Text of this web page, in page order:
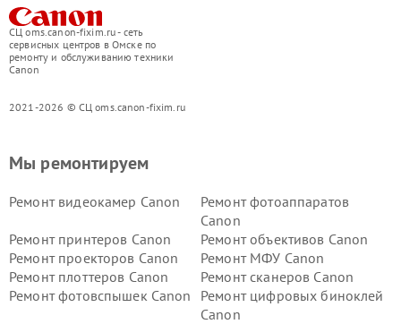
СЦ oms.canon-fixim.ru - сеть
сервисных центров в Омске по
ремонту и обслуживанию техники
Canon
2021-2026 © СЦ oms.canon-fixim.ru
Мы ремонтируем
Ремонт видеокамер Canon
Ремонт фотоаппаратов
Canon
Ремонт принтеров Canon
Ремонт объективов Canon
Ремонт проекторов Canon
Ремонт МФУ Canon
Ремонт плоттеров Canon
Ремонт сканеров Canon
Ремонт фотовспышек Canon
Ремонт цифровых биноклей
Canon